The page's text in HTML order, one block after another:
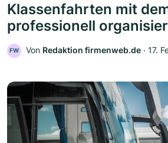
Klassenfahrten mit
professionell
FW Von Redaktion firmenweb.de ‧ 17.